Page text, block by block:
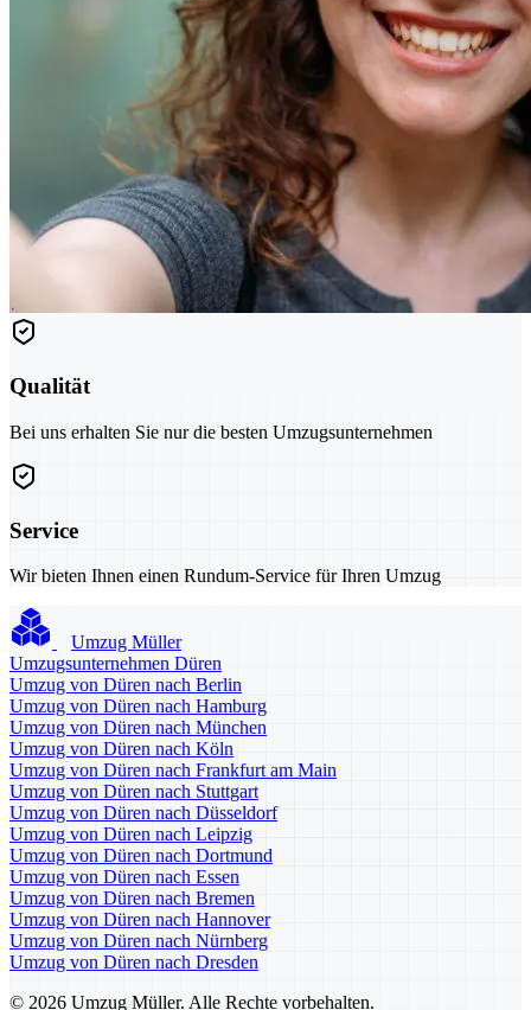
Qualität
Bei uns erhalten Sie nur die besten Umzugsunternehmen
Service
Wir bieten Ihnen einen Rundum-Service für Ihren Umzug
Umzug Müller
Umzugsunternehmen Düren
Umzug von Düren nach Berlin
Umzug von Düren nach Hamburg
Umzug von Düren nach München
Umzug von Düren nach Köln
Umzug von Düren nach Frankfurt am Main
Umzug von Düren nach Stuttgart
Umzug von Düren nach Düsseldorf
Umzug von Düren nach Leipzig
Umzug von Düren nach Dortmund
Umzug von Düren nach Essen
Umzug von Düren nach Bremen
Umzug von Düren nach Hannover
Umzug von Düren nach Nürnberg
Umzug von Düren nach Dresden
© 2026 Umzug Müller. Alle Rechte vorbehalten.